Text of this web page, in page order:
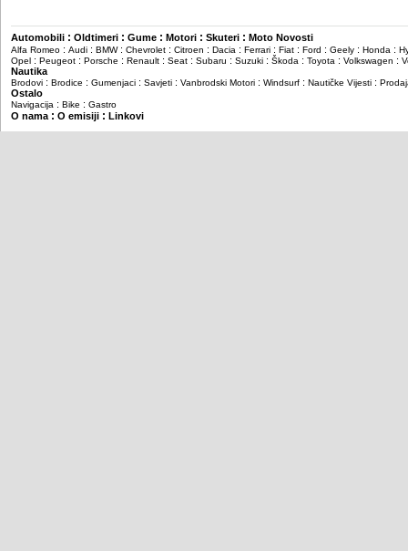
Automobili : Oldtimeri : Gume : Motori : Skuteri : Moto Novosti
Alfa Romeo : Audi : BMW: Chevrolet : Citroen : Dacia : Ferrari : Fiat : Ford : Geely : Honda :
Opel : Peugeot : Porsche : Renault : Seat : Subaru : Suzuki : Škoda : Toyota : Volkswagen :
Nautika
Brodovi : Brodice : Gumenjaci : Savjeti : Vanbrodski Motori : Windsurf : Nautičke Vijesti :
Ostalo
Navigacija : Bike : Gastro
O nama: O emisiji : Linkovi